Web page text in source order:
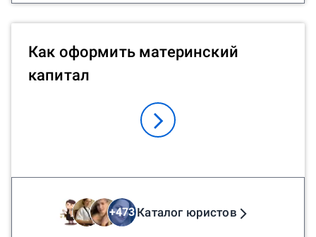
Как оформить материнский
капитал
+473Каталог юристов